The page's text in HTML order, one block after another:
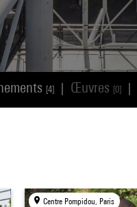
[4] Œuvres [0]
Centre Pompidou, Paris